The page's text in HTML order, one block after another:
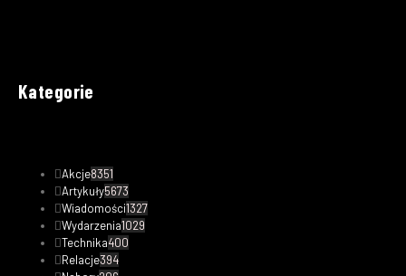
Kategorie
Akcje8351
Artykuły5673
Wiadomości1327
Wydarzenia1029
Technika400
Relacje394